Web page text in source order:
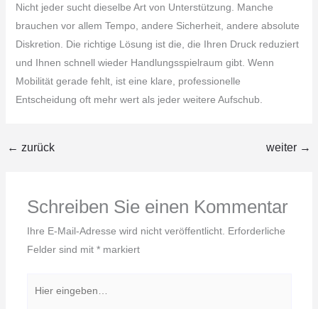
Nicht jeder sucht dieselbe Art von Unterstützung. Manche
brauchen vor allem Tempo, andere Sicherheit, andere absolute
Diskretion. Die richtige Lösung ist die, die Ihren Druck reduziert
und Ihnen schnell wieder Handlungsspielraum gibt. Wenn
Mobilität gerade fehlt, ist eine klare, professionelle
Entscheidung oft mehr wert als jeder weitere Aufschub.
← zurück weiter →
Schreiben Sie einen Kommentar
Ihre E-Mail-Adresse wird nicht veröffentlicht. Erforderliche
Felder sind mit *markiert